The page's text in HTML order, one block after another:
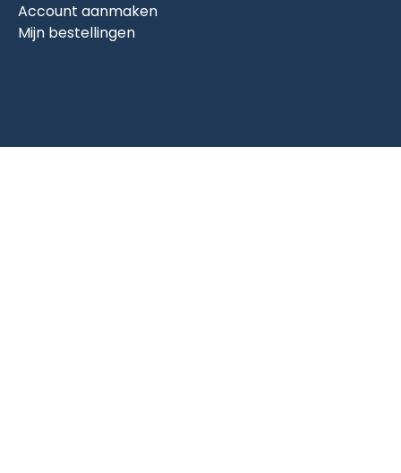
Account aanmaken
Mijn bestellingen